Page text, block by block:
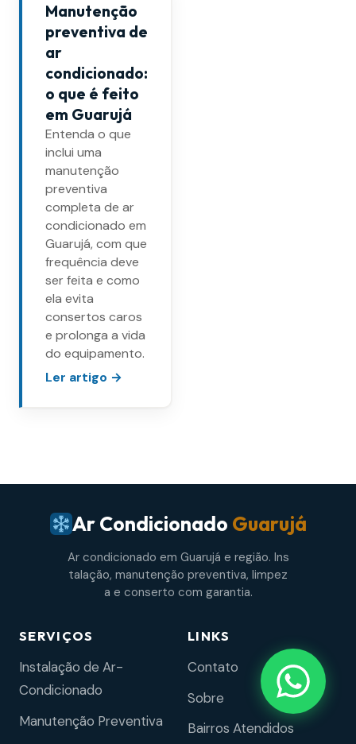
Manutenção
preventiva de
ar
condicionado:
o que é feito
em Guarujá
Entenda o que
inclui uma
manutenção
preventiva
completa de ar
condicionado em
Guarujá, com que
frequência deve
ser feita e como
ela evita
consertos caros
e prolonga a vida
do equipamento.
Ler artigo →
Ar Condicionado Guarujá
Ar condicionado em Guarujá e região. Ins
talação, manutenção preventiva, limpez
a e conserto com garantia.
SERVIÇOS
Instalação de Ar-
Condicionado
Manutenção Preventiva
LINKS
Contato
Sobre
Bairros Atendidos